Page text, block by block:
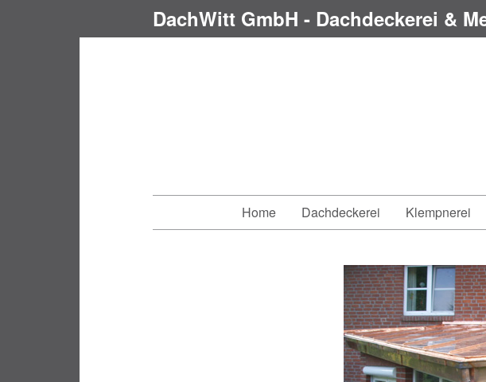
DachWitt GmbH - Dachdeckerei &
Home Dachdeckerei Klempnerei